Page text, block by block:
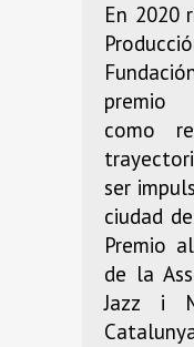
En 2020
premio
como
ser
ciudad
Premio
de la
Jazz i